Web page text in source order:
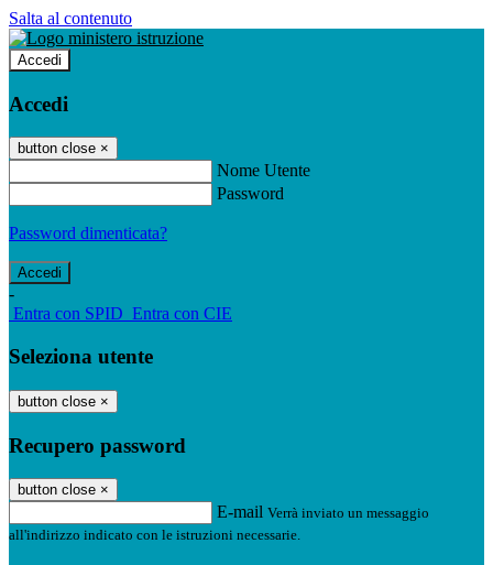
Salta al contenuto
Accedi
Accedi
button close ×
Nome Utente
Password
Password dimenticata?
-
Entra con SPID Entra con CIE
Seleziona utente
button close ×
Recupero password
button close ×
E-mail Verrà inviato un messaggio
all'indirizzo indicato con le istruzioni necessarie.